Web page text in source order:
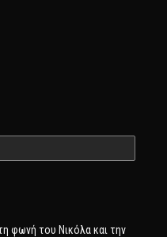
φωνή του Νικόλα και την